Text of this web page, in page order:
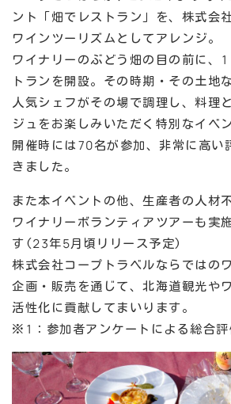
ント「畑でレストラン」を、株式会
ワインツーリズムとしてアレンジ。
ワイナリーのぶどう畑の目の前に、
トランを開設。その時期・その土地
人気シェフがその場で調理し、料理
ジュをお楽しみいただく特別なイベ
開催時には70名が参加、非常に高
きました。
また本イベントの他、生産者の人材
ワイナリーボランティアツアーも実
す(23年5月頃リリース予定)
株式会社コープトラベルならではの
企画・販売を通じて、北海道観光や
活性化に貢献してまいります。
※1：参加者アンケートによる総合